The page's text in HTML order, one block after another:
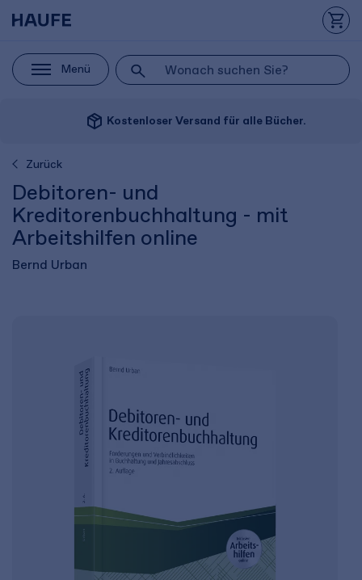
Menü
package_2 Kostenloser Versand für alle Bücher.
Zurück
Debitoren- und
Kreditorenbuchhaltung - mit
Arbeitshilfen online
Bernd Urban